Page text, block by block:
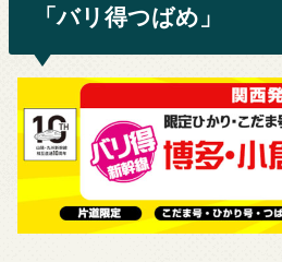
「バリ得つばめ」